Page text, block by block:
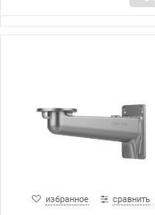
избранное сравнить